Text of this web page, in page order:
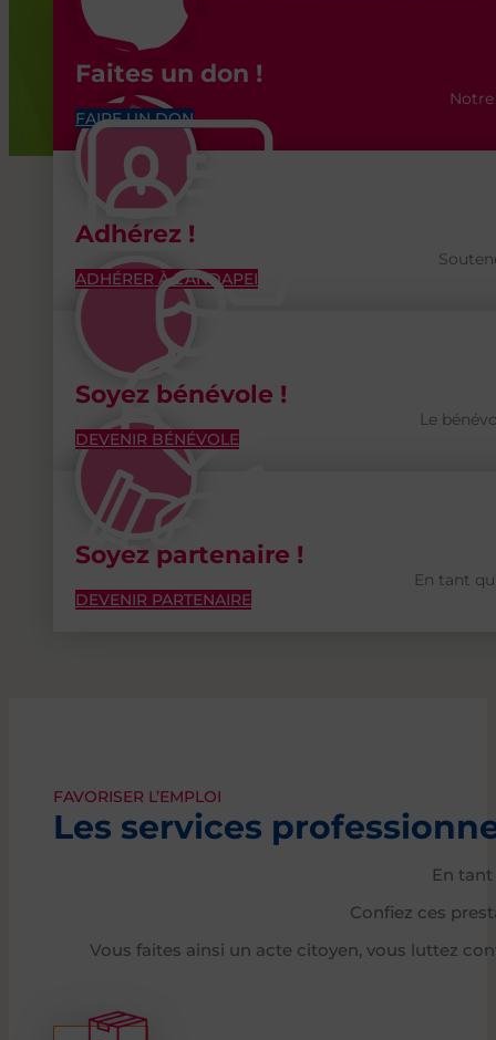
Faites un don !
FAIRE UN DON
Adhérez !
ADHÉRER À L'ANDAPEI
Soyez bénévole !
Le
DEVENIR BÉNÉVOLE
Soyez partenaire !
En tant
DEVENIR PARTENAIRE
FAVORISER L’EMPLOI
Les services
En
Confiez ces
Vous faites ainsi un acte citoyen, vous luttez